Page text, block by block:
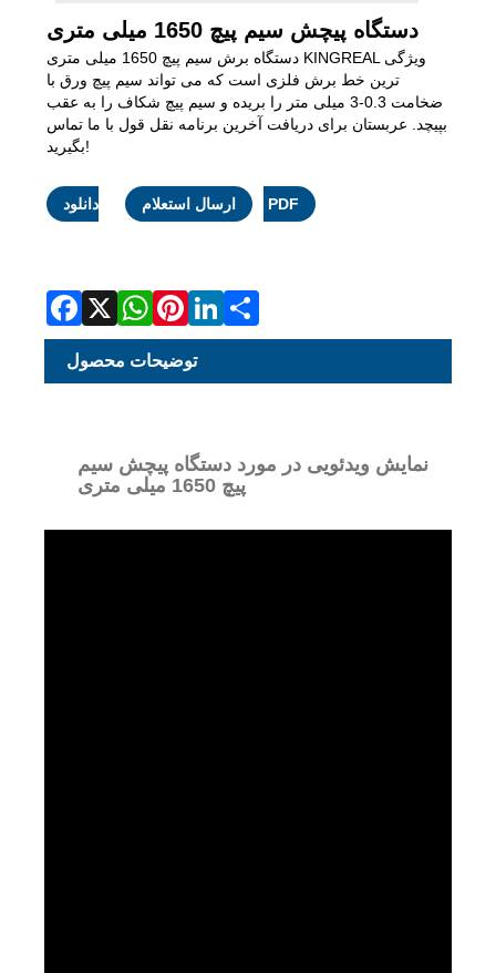
دستگاه پیچش سیم پیچ 1650 میلی متری
دستگاه برش سیم پیچ 1650 میلی متری KINGREAL ویژگی
ترین خط برش فلزی است که می تواند سیم پیچ ورق با
ضخامت 0.3-3 میلی متر را بریده و سیم پیچ شکاف را به عقب
بپیچد. عربستان برای دریافت آخرین برنامه نقل قول با ما تماس
بگیرید!
ارسال استعلام دانلود PDF
توضیحات محصول
نمایش ویدئویی در مورد دستگاه پیچش سیم
پیچ 1650 میلی متری